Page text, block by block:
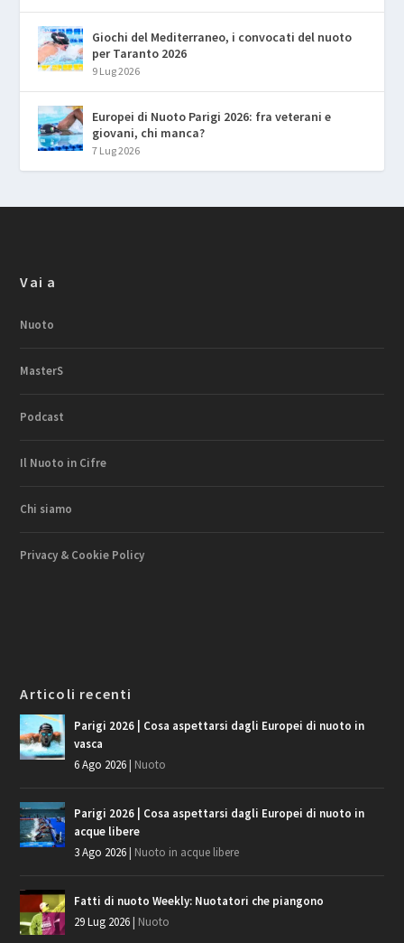
Giochi del Mediterraneo, i convocati del nuoto
per Taranto 2026
9 Lug 2026
Europei di Nuoto Parigi 2026: fra veterani e
giovani, chi manca?
7 Lug 2026
Vai a
Nuoto
MasterS
Podcast
Il Nuoto in Cifre
Chi siamo
Privacy & Cookie Policy
Articoli recenti
Parigi 2026 | Cosa aspettarsi dagli Europei di nuoto in
vasca
6 Ago 2026| Nuoto
Parigi 2026 | Cosa aspettarsi dagli Europei di nuoto in
acque libere
3 Ago 2026| Nuoto in acque libere
Fatti di nuoto Weekly: Nuotatori che piangono
29 Lug 2026| Nuoto